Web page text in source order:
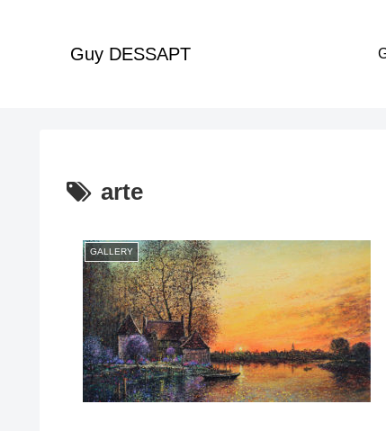
Guy DESSAPT
arte
GALLERY